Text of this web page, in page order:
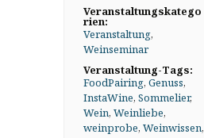
Veranstaltungskatego
rien:
Veranstaltung,
Weinseminar
Veranstaltung-Tags:
FoodPairing,Genuss,
InstaWine,Sommelier,
Wein,Weinliebe,
weinprobe,Weinwissen,